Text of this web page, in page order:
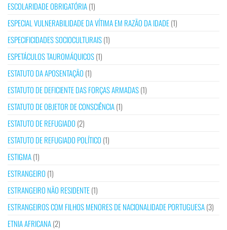
ESCOLARIDADE OBRIGATÓRIA(1)
ESPECIAL VULNERABILIDADE DA VÍTIMA EM RAZÃO DA IDADE(1)
ESPECIFICIDADES SOCIOCULTURAIS(1)
ESPETÁCULOS TAUROMÁQUICOS(1)
ESTATUTO DA APOSENTAÇÃO (1)
ESTATUTO DE DEFICIENTE DAS FORÇAS ARMADAS(1)
ESTATUTO DE OBJETOR DE CONSCIÊNCIA(1)
ESTATUTO DE REFUGIADO (2)
ESTATUTO DE REFUGIADO POLÍTICO (1)
ESTIGMA(1)
ESTRANGEIRO (1)
ESTRANGEIRO NÃO RESIDENTE(1)
ESTRANGEIROS COM FILHOS MENORES DE NACIONALIDADE PORTUGUESA(3)
ETNIA AFRICANA(2)